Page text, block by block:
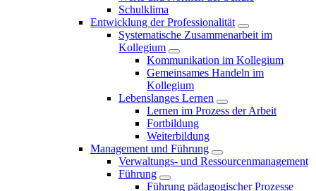
Schulklima
Entwicklung der Professionalität
Systematische Zusammenarbeit im
Kollegium
Kommunikation im Kollegium
Gemeinsames Handeln im
Kollegium
Lebenslanges Lernen
Lernen im Prozess der Arbeit
Fortbildung
Weiterbildung
Management und Führung
Verwaltungs- und Ressourcenmanagement
Führung
Führung pädagogischer Prozesse